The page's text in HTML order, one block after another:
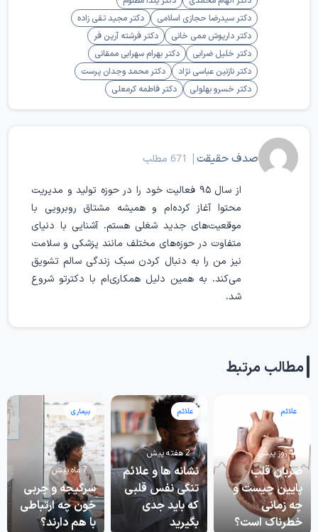
دکتر سیدرضا حجازی اسلامی
دکتر مجید تقی زاده
دکتر داریوش ممی خانی
دکتر فرشته آرین فر
دکتر خلیل ضرابی
دکتر بهرام سهرابی ممقانی
دکتر نازنین عباسی نژاد
دکتر محمد وجدان پرست
دکتر خسرو بهلولی
دکتر فاطمه کرمعلی
صدف حقیقت| 671 مطلب
از سال ۹۵ فعالیت خود را در حوزه تولید و مدیریت
محتوا آغاز کرده‌ام و همیشه مشتاق روبرویی با
موقعیت‌های جدید شغلی‌ هستم. آشنایی با دنیای
متفاوت در حوزه‌های مختلف مانند پزشکی و سلامت
نیز من را به دنبال کردن سبک زندگی سالم تشویق
می‌کند. به همین دلیل همکاری‌ام با دکترتو شروع
شد.
مطالب مرتبط
علائم
ضربان قلب
پایین چیست و
چه زمانی
خطرناک است؟
4 روز پیش
علائم
نشانه ها و علائم
تنگی نفس قلبی
که باید جدی
بگیرید
2 هفته پیش
بیماری
سرگیجه و چربی
خون چه ارتباطی
با هم دارند؟
7 ماه پیش